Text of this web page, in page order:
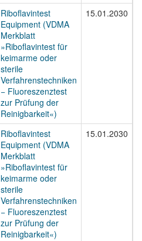
Riboflavintest
Equipment (VDMA
Merkblatt
»Riboflavintest für
keimarme oder
sterile
Verfahrenstechniken
− Fluoreszenztest
zur Prüfung der
Reinigbarkeit«)
15.01.2030
Riboflavintest
Equipment (VDMA
Merkblatt
»Riboflavintest für
keimarme oder
sterile
Verfahrenstechniken
− Fluoreszenztest
zur Prüfung der
Reinigbarkeit«)
15.01.2030